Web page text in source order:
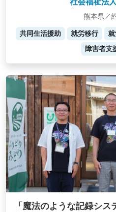
社会福祉法
熊本県／
共同生活援助 就労移行
障害者支
「魔法のような記録シ